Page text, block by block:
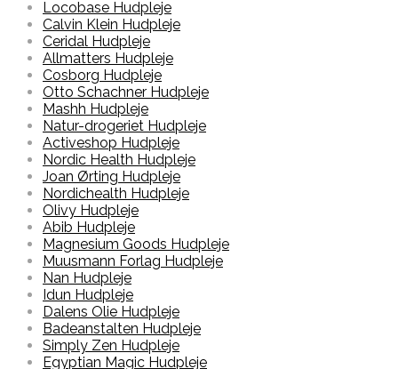
Locobase Hudpleje
Calvin Klein Hudpleje
Ceridal Hudpleje
Allmatters Hudpleje
Cosborg Hudpleje
Otto Schachner Hudpleje
Mashh Hudpleje
Natur-drogeriet Hudpleje
Activeshop Hudpleje
Nordic Health Hudpleje
Joan Ørting Hudpleje
Nordichealth Hudpleje
Olivy Hudpleje
Abib Hudpleje
Magnesium Goods Hudpleje
Muusmann Forlag Hudpleje
Nan Hudpleje
Idun Hudpleje
Dalens Olie Hudpleje
Badeanstalten Hudpleje
Simply Zen Hudpleje
Egyptian Magic Hudpleje